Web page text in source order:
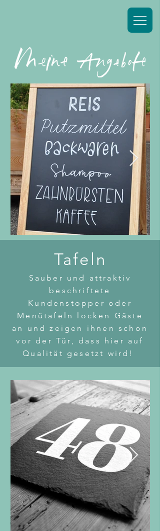
Tafeln
Sauber und attraktiv
beschriftete
Kundenstopper oder
Menütafeln locken Gäste
an und zeigen ihnen schon
vor der Tür, dass hier auf
Qualität gesetzt wird!